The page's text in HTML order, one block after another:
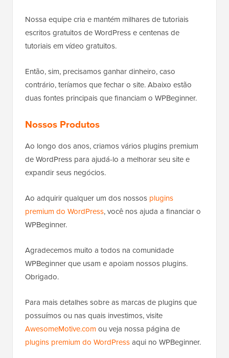
Nossa equipe cria e mantém milhares de tutoriais
escritos gratuitos de WordPress e centenas de
tutoriais em vídeo gratuitos.
Então, sim, precisamos ganhar dinheiro, caso
contrário, teríamos que fechar o site. Abaixo estão
duas fontes principais que financiam o WPBeginner.
Nossos Produtos
Ao longo dos anos, criamos vários plugins premium
de WordPress para ajudá-lo a melhorar seu site e
expandir seus negócios.
Ao adquirir qualquer um dos nossos plugins
premium do WordPress, você nos ajuda a financiar o
WPBeginner.
Agradecemos muito a todos na comunidade
WPBeginner que usam e apoiam nossos plugins.
Obrigado.
Para mais detalhes sobre as marcas de plugins que
possuímos ou nas quais investimos, visite
AwesomeMotive.com ou veja nossa página de
plugins premium do WordPressaqui no WPBeginner.